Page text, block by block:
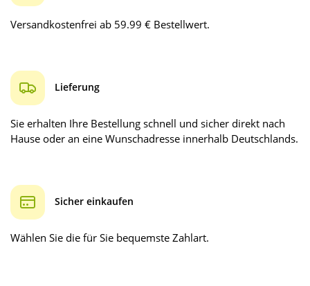
Versandkostenfrei ab 59.99 € Bestellwert.
Lieferung
Sie erhalten Ihre Bestellung schnell und sicher direkt nach
Hause oder an eine Wunschadresse innerhalb Deutschlands.
Sicher einkaufen
Wählen Sie die für Sie bequemste Zahlart.